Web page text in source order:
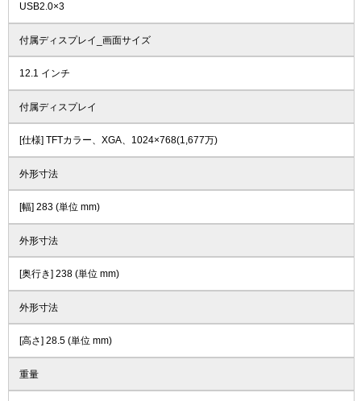
USB2.0×3
付属ディスプレイ_画面サイズ
12.1 インチ
付属ディスプレイ
[仕様] TFTカラー、XGA、1024×768(1,677万)
外形寸法
[幅] 283 (単位 mm)
外形寸法
[奥行き] 238 (単位 mm)
外形寸法
[高さ] 28.5 (単位 mm)
重量